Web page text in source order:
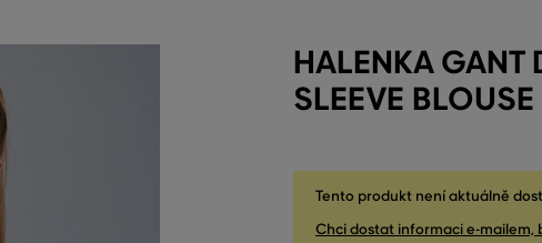
HALENKA
SLEEVE
Tento produkt není aktuálně
Chci dostat informaci e-mailem,